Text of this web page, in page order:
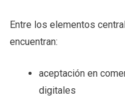
Entre los elementos
encuentran:
aceptación en
digitales